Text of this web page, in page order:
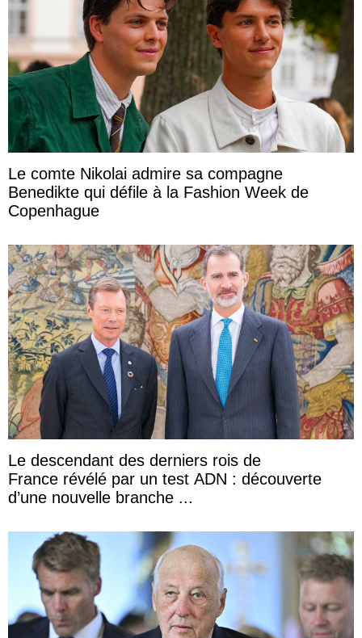
Le comte Nikolai admire sa compagne
Benedikte qui défile à la Fashion Week de
Copenhague
Le descendant des derniers rois de
France révélé par un test ADN : découverte
d’une nouvelle branche ...